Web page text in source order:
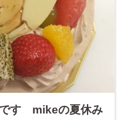
です mikeの夏休み